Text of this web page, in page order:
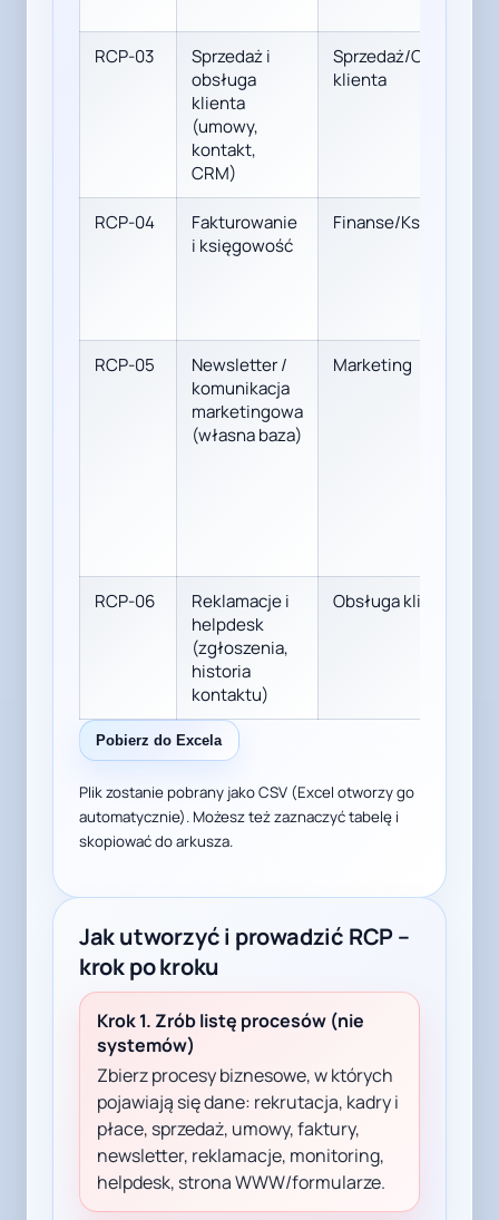
RCP-03
Sprzedaż i
obsługa
klienta
(umowy,
kontakt,
CRM)
Sprzedaż/Obsługa
klienta
RCP-04
Fakturowanie
i księgowość
Finanse/Księgowość
RCP-05
Newsletter /
komunikacja
marketingowa
(własna baza)
Marketing
RCP-06
Reklamacje i
helpdesk
(zgłoszenia,
historia
kontaktu)
Obsługa klienta
Pobierz do Excela
Plik zostanie pobrany jako CSV (Excel otworzy go
automatycznie). Możesz też zaznaczyć tabelę i
skopiować do arkusza.
Jak utworzyć i prowadzić RCP –
krok po kroku
Krok 1. Zrób listę procesów (nie
systemów)
Zbierz procesy biznesowe, w których
pojawiają się dane: rekrutacja, kadry i
płace, sprzedaż, umowy, faktury,
newsletter, reklamacje, monitoring,
helpdesk, strona WWW/formularze.